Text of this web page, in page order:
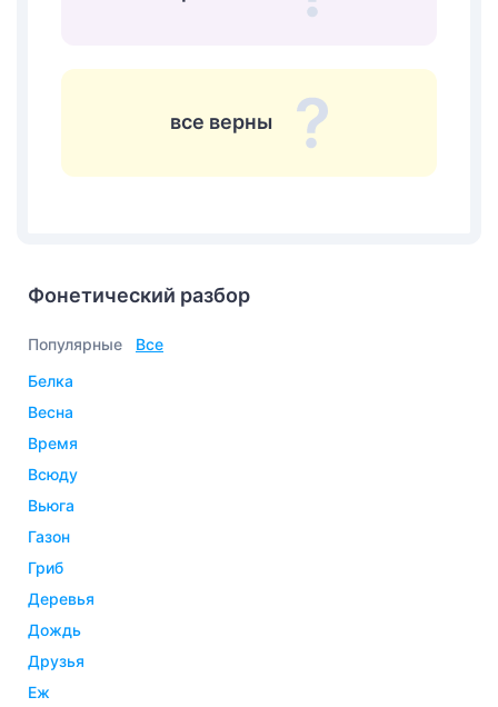
все верны
Фонетический разбор
Популярные
Все
белка
весна
время
всюду
вьюга
газон
гриб
деревья
дождь
друзья
еж